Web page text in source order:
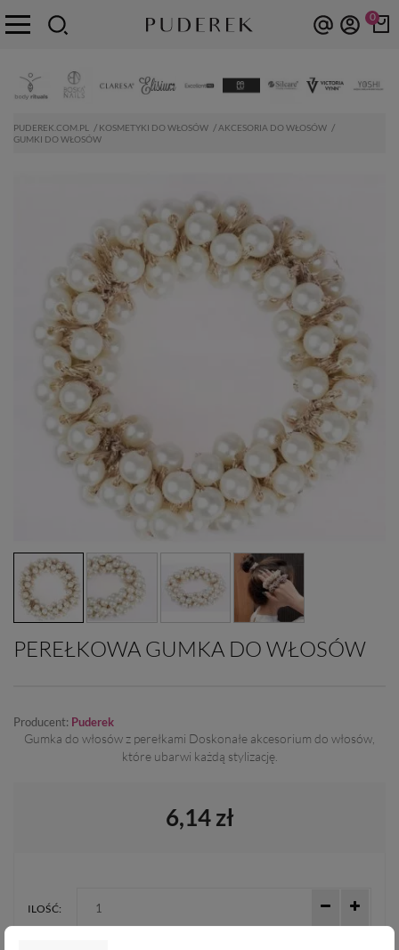
0
PUDEREK.COM.PL KOSMETYKI DO WŁOSÓW
AKCESORIA DO WŁOSÓW
GUMKI DO WŁOSÓW
PEREŁKOWA GUMKA DO WŁOSÓW
Producent: Puderek
Gumka do włosów z perełkami Doskonałe akcesorium do włosów,
które ubarwi każdą stylizację.
6,14 zł
ILOŚĆ: